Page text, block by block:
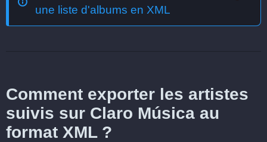
une liste d'albums en XML
Comment exporter les artistes
suivis sur Claro Música au
format XML ?